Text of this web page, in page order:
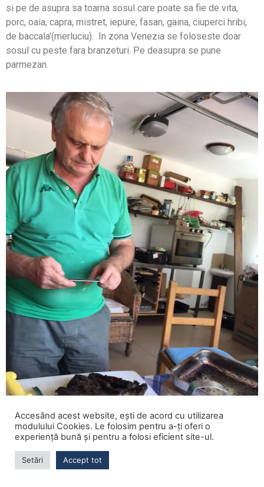
si pe de asupra sa toarna sosul care poate sa fie de vita,
porc, oaia, capra, mistret, iepure, fasan, gaina, ciuperci hribi,
de baccala’(merluciu). In zona Venezia se foloseste doar
sosul cu peste fara branzeturi. Pe deasupra se pune
parmezan.
Accesând acest website, ești de acord cu utilizarea
modulului Cookies. Le folosim pentru a-ți oferi o
experiență bună și pentru a folosi eficient site-ul.
Setări Accept tot